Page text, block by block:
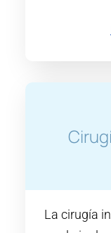
La cirugía